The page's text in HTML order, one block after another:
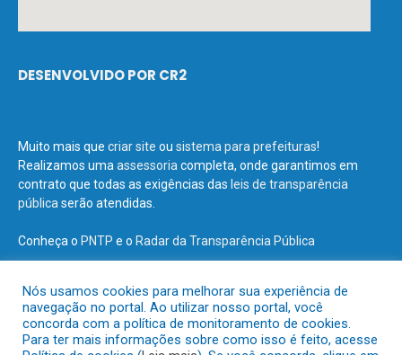
DESENVOLVIDO POR CR2
Muito mais que criar site ou sistema para prefeituras!
Realizamos uma assessoria completa, onde garantimos em
contrato que todas as exigências das leis de transparência
pública serão atendidas.
Conheça o PNTP e o Radar da Transparência Pública
Todos os direitos reservados a Prefeitura Municipal de Terra Santa.
Nós usamos cookies para melhorar sua experiência de
navegação no portal. Ao utilizar nosso portal, você
concorda com a política de monitoramento de cookies.
Para ter mais informações sobre como isso é feito, acesse